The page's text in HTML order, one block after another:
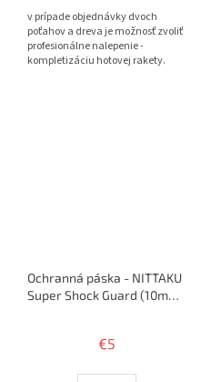
hviezdičiek.
v prípade objednávky dvoch
poťahov a dreva je možnosť zvoliť
profesionálne nalepenie -
kompletizáciu hotovej rakety.
Ochranná páska - NITTAKU
Super Shock Guard (10mm
€5